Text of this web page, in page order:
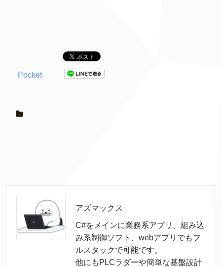
Pocket
アズマックス
C#をメインに業務系アプリ、組み込
み系制御ソフト、webアプリでもフ
ルスタックで可能です。
他にもPLCラダーや簡単な基盤設計